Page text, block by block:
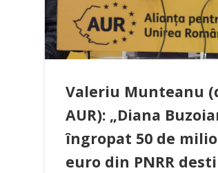
Valeriu Munteanu
AUR): „Diana
îngropat 50 de
euro din PNRR